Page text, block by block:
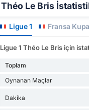
Théo Le Bris
Ligue 1 Fransa
Ligue 1 Théo Le Bris için
Toplam
Oynanan Maçlar
Dakika